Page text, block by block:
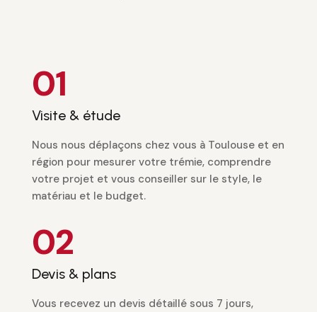
01
Visite & étude
Nous nous déplaçons chez vous à Toulouse et en
région pour mesurer votre trémie, comprendre
votre projet et vous conseiller sur le style, le
matériau et le budget.
02
Devis & plans
Vous recevez un devis détaillé sous 7 jours,